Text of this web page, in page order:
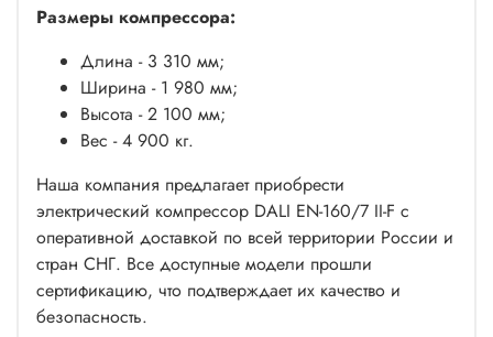
Размеры компрессора:
Длина - 3 310 мм;
Ширина - 1 980 мм;
Высота - 2 100 мм;
Вес - 4 900 кг.
Наша компания предлагает приобрести
электрический компрессор DALI EN-160/7 II-F с
оперативной доставкой по всей территории России и
стран СНГ. Все доступные модели прошли
сертификацию, что подтверждает их качество и
безопасность.